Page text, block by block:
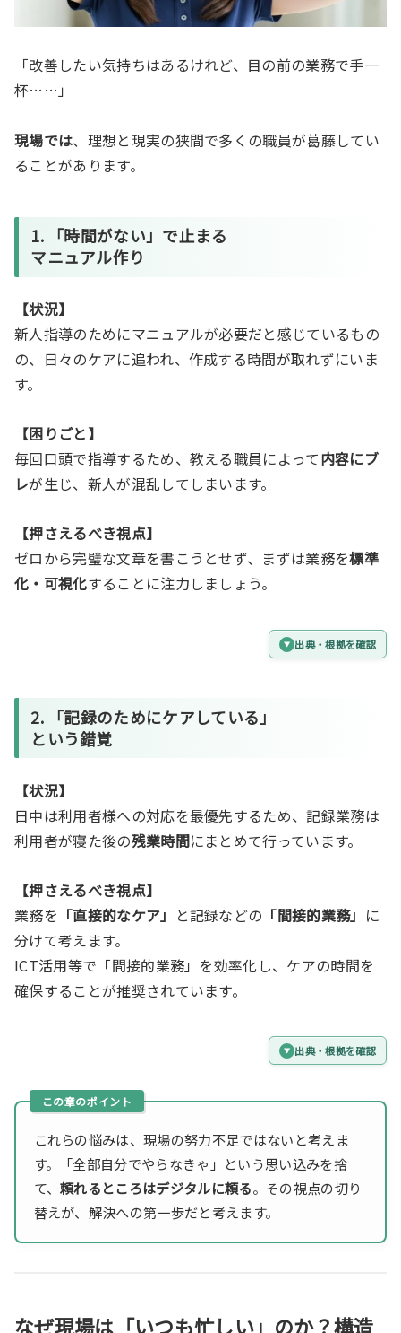
「改善したい気持ちはあるけれど、目の前の業務で手一
杯……」
現場では、理想と現実の狭間で多くの職員が葛藤してい
ることがあります。
1. 「時間がない」で止まる
マニュアル作り
【状況】
新人指導のためにマニュアルが必要だと感じているもの
の、日々のケアに追われ、作成する時間が取れずにいま
す。
【困りごと】
毎回口頭で指導するため、教える職員によって内容にブ
レが生じ、新人が混乱してしまいます。
【押さえるべき視点】
ゼロから完璧な文章を書こうとせず、まずは業務を標準
化・可視化することに注力しましょう。
出典・根拠を確認
2. 「記録のためにケアしている」
という錯覚
【状況】
日中は利用者様への対応を最優先するため、記録業務は
利用者が寝た後の残業時間にまとめて行っています。
【押さえるべき視点】
業務を 「直接的なケア」 と記録などの 「間接的業務」 に
分けて考えます。
ICT活用等で「間接的業務」を効率化し、ケアの時間を
確保することが推奨されています。
出典・根拠を確認
これらの悩みは、現場の努力不足ではないと考えま
す。「全部自分でやらなきゃ」という思い込みを捨
て、頼れるところはデジタルに頼る。その視点の切り
替えが、解決への第一歩だと考えます。
なぜ現場は「いつも忙しい」のか？構造